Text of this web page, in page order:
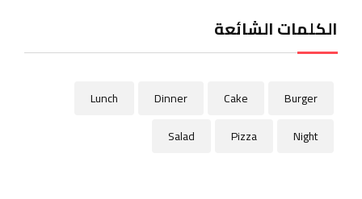
الكلمات الشائعة
Burger
Cake
Dinner
Lunch
Night
Pizza
Salad